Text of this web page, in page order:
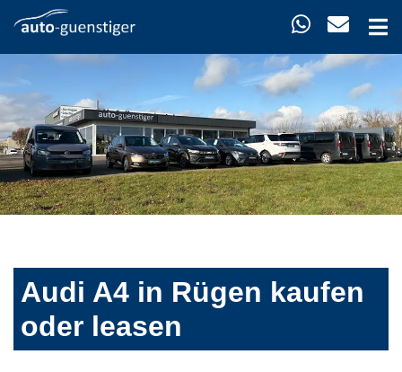
Audi A4 in Rügen kaufen
oder leasen